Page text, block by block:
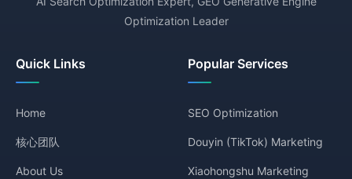
Optimization Leader
Quick Links
Home
核心团队
About Us
Popular Services
SEO Optimization
Douyin (TikTok) Marketing
Xiaohongshu Marketing